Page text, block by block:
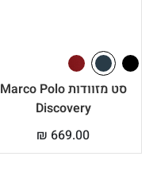
סט מזוודות Marco Polo
Discovery
₪ 669.00